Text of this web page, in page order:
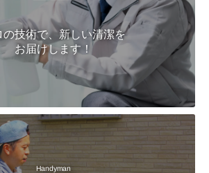
の技術で、新しい清潔を
お届けします！
Handyman